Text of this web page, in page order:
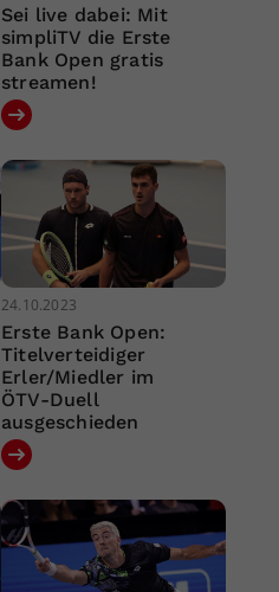
Sei live dabei: Mit
simpliTV die Erste
Bank Open gratis
streamen!
24.10.2023
Erste Bank Open:
Titelverteidiger
Erler/Miedler im
ÖTV-Duell
ausgeschieden